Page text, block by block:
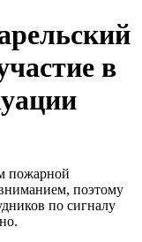
в
пожарной
поэтому
по сигналу